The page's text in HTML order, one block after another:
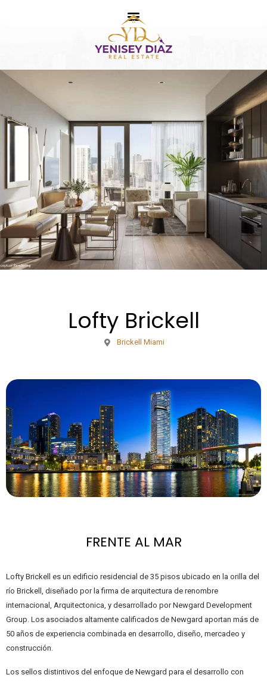
Lofty Brickell
Brickell Miami
FRENTE AL MAR
Lofty Brickell es un edificio residencial de 35 pisos ubicado en la orilla del
río Brickell, diseñado por la firma de arquitectura de renombre
internacional, Arquitectonica, y desarrollado por Newgard Development
Group. Los asociados altamente calificados de Newgard aportan más de
50 años de experiencia combinada en desarrollo, diseño, mercadeo y
construcción.
Los sellos distintivos del enfoque de Newgard para el desarrollo con